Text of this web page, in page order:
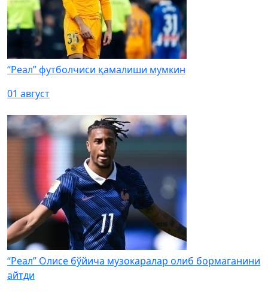
“Реал” футболчиси қамалиши мумкин
01 август
“Реал” Олисе бўйича музокаралар олиб бормаганини
айтди